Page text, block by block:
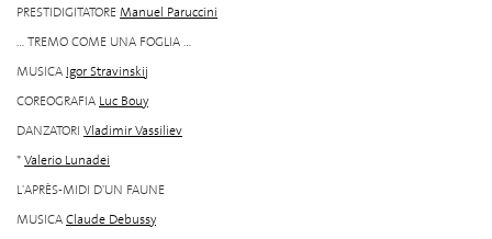
PRESTIDIGITATOREManuel Paruccini
... TREMO COME UNA FOGLIA ...
MUSICA Igor Stravinskij
COREOGRAFIA Luc Bouy
DANZATORI Vladimir Vassiliev
*Valerio Lunadei
L'APRÈS-MIDI D'UN FAUNE
MUSICAClaude Debussy